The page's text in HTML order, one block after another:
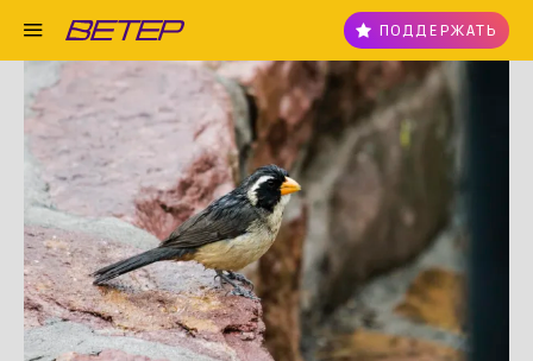
ПОДДЕРЖАТЬ